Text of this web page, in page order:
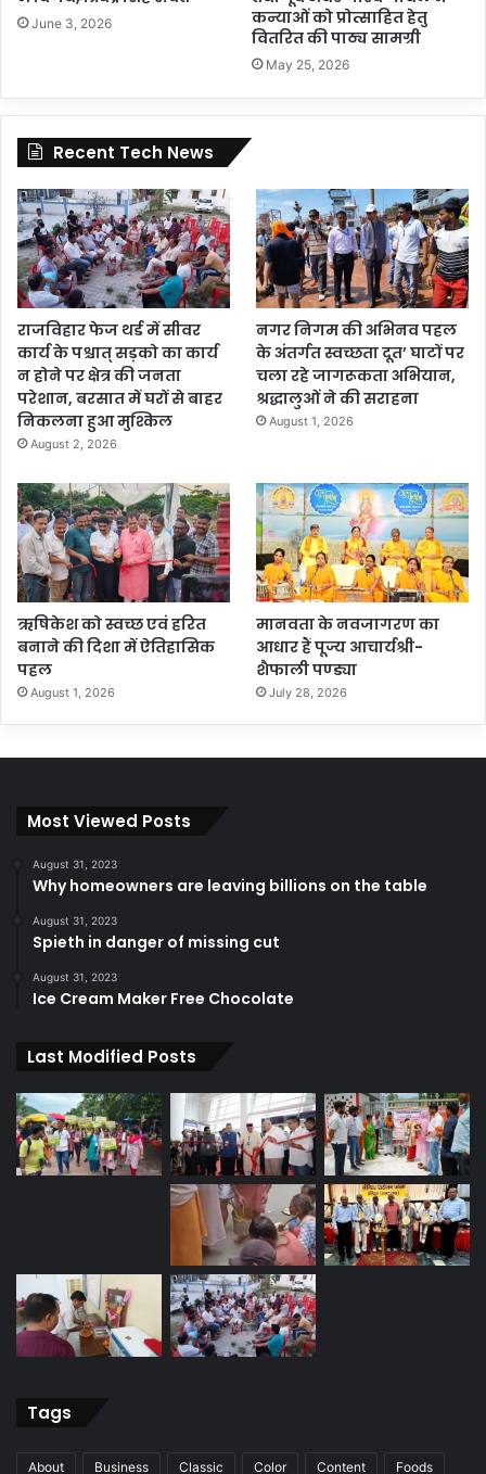
June 3, 2026
कन्याओं को प्रोत्साहित हेतु
वितरित की पाठ्य सामग्री
May 25, 2026
Recent Tech News
राजविहार फेज थर्ड में सीवर
कार्य के पश्चात् सड़को का कार्य
न होने पर क्षेत्र की जनता
परेशान, बरसात में घरों से बाहर
निकलना हुआ मुश्किल
August 2, 2026
नगर निगम की अभिनव पहल
के अंतर्गत स्वच्छता दूत’ घाटों पर
चला रहे जागरूकता अभियान,
श्रद्धालुओं ने की सराहना
August 1, 2026
ऋषिकेश को स्वच्छ एवं हरित
बनाने की दिशा में ऐतिहासिक
पहल
August 1, 2026
मानवता के नवजागरण का
आधार हैं पूज्य आचार्यश्री-
शैफाली पण्ड्या
July 28, 2026
Most Viewed Posts
August 31, 2023
Why homeowners are leaving billions on the table
August 31, 2023
Spieth in danger of missing cut
August 31, 2023
Ice Cream Maker Free Chocolate
Last Modified Posts
Tags
About Business Classic Color Content Foods